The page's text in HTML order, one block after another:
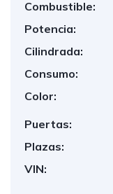
Combustible:
Potencia:
Cilindrada:
Consumo:
Color:
Puertas:
Plazas:
VIN: